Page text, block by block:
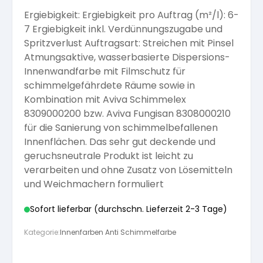
Öle für Außen
Pflege und Reinigung
Versiegelung für Beton
Pflege
Kalkfarben
Anti Schimmelfarbe
Isolierfarben
Latexfarben
Spezialfarben
Silikatfarben
Pflege und Reinigung
Spezialprodukte
Arbeitshandschuhe
Dichtmassen
Farbwalzen
Pinsel und Bürsten
Schleifmittel
Ergiebigkeit: Ergiebigkeit pro Auftrag (m²/l): 6-
7 Ergiebigkeit inkl. Verdünnungszugabe und
Spritzverlust Auftragsart: Streichen mit Pinsel
Atmungsaktive, wasserbasierte Dispersions-
Innenwandfarbe mit Filmschutz für
schimmelgefährdete Räume sowie in
Kombination mit Aviva Schimmelex
8309000200 bzw. Aviva Fungisan 8308000210
für die Sanierung von schimmelbefallenen
Innenflächen. Das sehr gut deckende und
geruchsneutrale Produkt ist leicht zu
verarbeiten und ohne Zusatz von Lösemitteln
und Weichmachern formuliert
Sofort lieferbar (durchschn. Lieferzeit 2-3 Tage)
Kategorie:Innenfarben Anti Schimmelfarbe